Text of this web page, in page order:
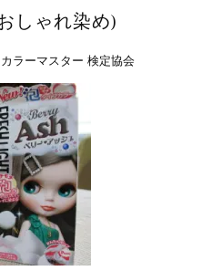
トA4サイ...
なり次第終...
しゃれ染め)
ラーマスター 検定協会